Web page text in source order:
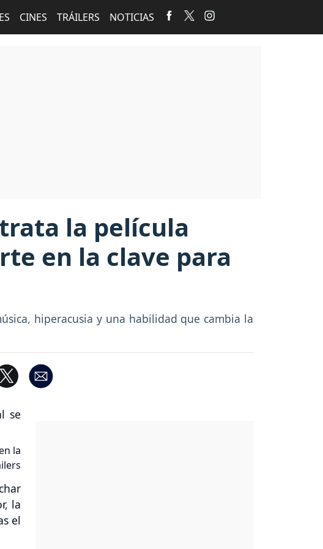
CINES TRÁILERS NOTICIAS
la película
en la clave para
hiperacusia y una habilidad que cambia la
la
la
el